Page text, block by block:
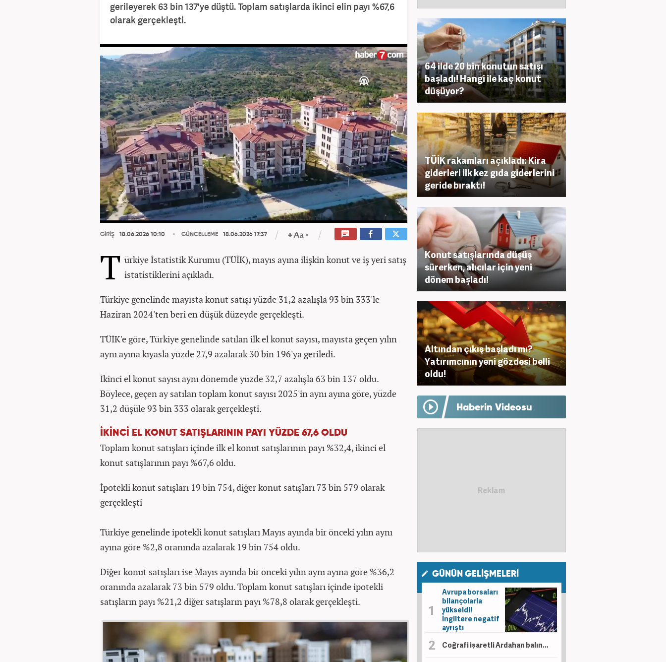
gerileyerek 63 bin 137'ye düştü. Toplam satışlarda ikinci elin payı %67,6
olarak gerçekleşti.
GİRİŞ 18.06.2026 10:10 GÜNCELLEME 18.06.2026 17:37
T ürkiye İstatistik Kurumu (TÜİK), mayıs ayına ilişkin konut ve iş yeri satış
istatistiklerini açıkladı.
Türkiye genelinde mayısta konut satışı yüzde 31,2 azalışla 93 bin 333'le
Haziran 2024'ten beri en düşük düzeyde gerçekleşti.
TÜİK'e göre, Türkiye genelinde satılan ilk el konut sayısı, mayısta geçen yılın
aynı ayına kıyasla yüzde 27,9 azalarak 30 bin 196'ya geriledi.
İkinci el konut sayısı aynı dönemde yüzde 32,7 azalışla 63 bin 137 oldu.
Böylece, geçen ay satılan toplam konut sayısı 2025'in aynı ayına göre, yüzde
31,2 düşüle 93 bin 333 olarak gerçekleşti.
İKİNCİ EL KONUT SATIŞLARININ PAYI YÜZDE 67,6 OLDU
Toplam konut satışları içinde ilk el konut satışlarının payı %32,4, ikinci el
konut satışlarının payı %67,6 oldu.
İpotekli konut satışları 19 bin 754, diğer konut satışları 73 bin 579 olarak
gerçekleşti
Türkiye genelinde ipotekli konut satışları Mayıs ayında bir önceki yılın aynı
ayına göre %2,8 oranında azalarak 19 bin 754 oldu.
Diğer konut satışları ise Mayıs ayında bir önceki yılın aynı ayına göre %36,2
oranında azalarak 73 bin 579 oldu. Toplam konut satışları içinde ipotekli
satışların payı %21,2 diğer satışların payı %78,8 olarak gerçekleşti.
64 ilde 20 bin konutun satışı
başladı! Hangi ile kaç konut
düşüyor?
TÜİK rakamları açıkladı: Kira
giderleri ilk kez gıda giderlerini
geride bıraktı!
Konut satışlarında düşüş
sürerken, alıcılar için yeni
dönem başladı!
Altından çıkış başladı mı?
Yatırımcının yeni gözdesi belli
oldu!
Haberin Videosu
GÜNÜN GELİŞMELERİ
Avrupa borsaları
bilançolarla
yükseldi!
İngiltere negatif
ayrıştı
Coğrafi işaretli Ardahan balında hasat başladı!